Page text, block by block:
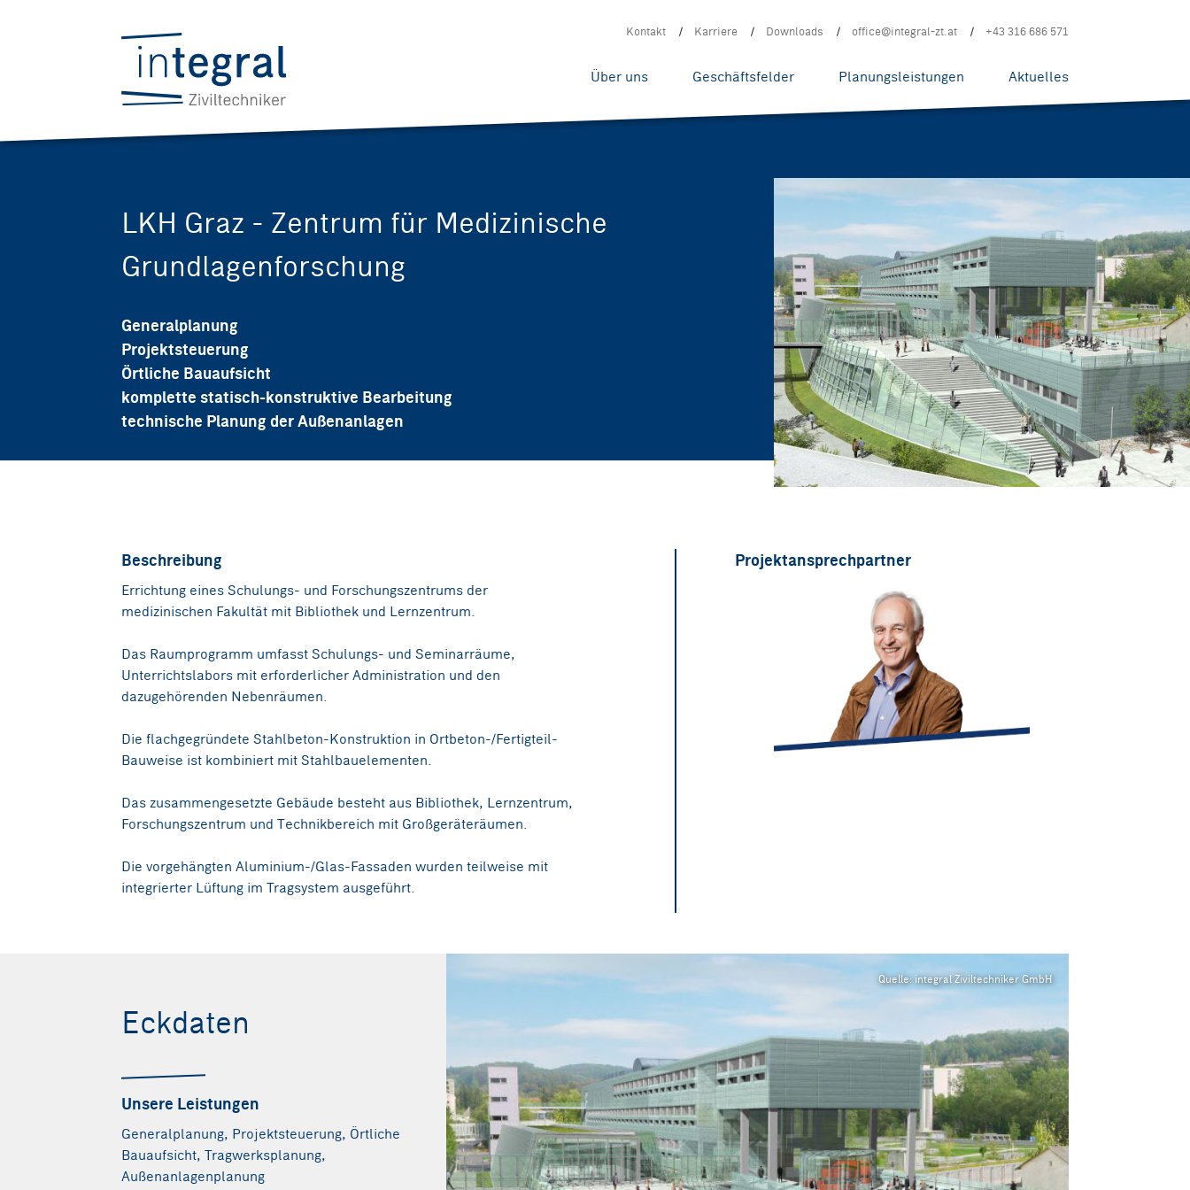
Kontakt Karriere Downloads office@integral-zt.at +43 316 686 571
Über uns Geschäftsfelder Planungsleistungen Aktuelles
LKH Graz - Zentrum für Medizinische
Grundlagenforschung
Generalplanung
Projektsteuerung
Örtliche Bauaufsicht
komplette statisch-konstruktive Bearbeitung
technische Planung der Außenanlagen
Beschreibung
Errichtung eines Schulungs- und Forschungszentrums der
medizinischen Fakultät mit Bibliothek und Lernzentrum.
Das Raumprogramm umfasst Schulungs- und Seminarräume,
Unterrichtslabors mit erforderlicher Administration und den
dazugehörenden Nebenräumen.
Die flachgegründete Stahlbeton-Konstruktion in Ortbeton-/Fertigteil-
Bauweise ist kombiniert mit Stahlbauelementen.
Das zusammengesetzte Gebäude besteht aus Bibliothek, Lernzentrum,
Forschungszentrum und Technikbereich mit Großgeräteräumen.
Die vorgehängten Aluminium-/Glas-Fassaden wurden teilweise mit
integrierter Lüftung im Tragsystem ausgeführt.
Projektansprechpartner
heinz.rossmann@integral-zt.at
Eckdaten
Unsere Leistungen
Generalplanung, Projektsteuerung, Örtliche
Bauaufsicht, Tragwerksplanung,
Außenanlagenplanung
Quelle: integral Ziviltechniker GmbH